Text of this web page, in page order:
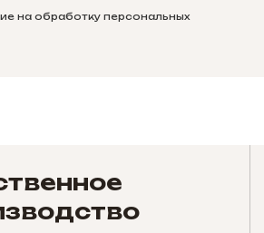
на обработку персональных